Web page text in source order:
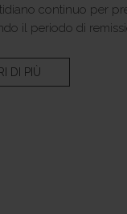
continuo per
il periodo di
DI PIÙ